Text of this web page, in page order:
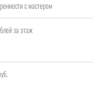
с мастером
за этаж